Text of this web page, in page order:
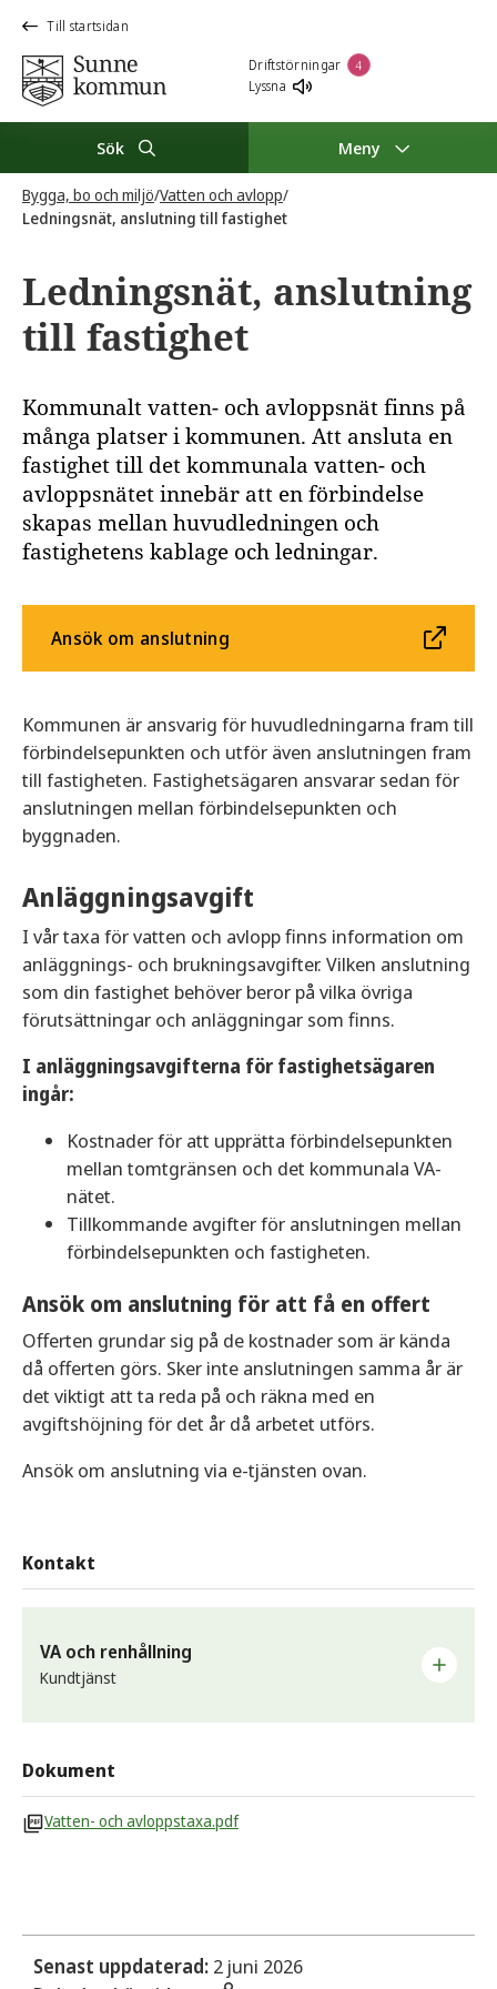
Till startsidan
Driftstörningar 4
Lyssna
Sök Meny
Bygga, bo och miljö/Vatten och avlopp/
Ledningsnät, anslutning till fastighet
Ledningsnät, anslutning
till fastighet
Kommunalt vatten- och avloppsnät finns på
många platser i kommunen. Att ansluta en
fastighet till det kommunala vatten- och
avloppsnätet innebär att en förbindelse
skapas mellan huvudledningen och
fastighetens kablage och ledningar.
Ansök om anslutning
Kommunen är ansvarig för huvudledningarna fram till
förbindelsepunkten och utför även anslutningen fram
till fastigheten. Fastighetsägaren ansvarar sedan för
anslutningen mellan förbindelsepunkten och
byggnaden.
Anläggningsavgift
I vår taxa för vatten och avlopp finns information om
anläggnings- och brukningsavgifter. Vilken anslutning
som din fastighet behöver beror på vilka övriga
förutsättningar och anläggningar som finns.
I anläggningsavgifterna för fastighetsägaren
ingår:
Kostnader för att upprätta förbindelsepunkten
mellan tomtgränsen och det kommunala VA-
nätet.
Tillkommande avgifter för anslutningen mellan
förbindelsepunkten och fastigheten.
Ansök om anslutning för att få en offert
Offerten grundar sig på de kostnader som är kända
då offerten görs. Sker inte anslutningen samma år är
det viktigt att ta reda på och räkna med en
avgiftshöjning för det år då arbetet utförs.
Ansök om anslutning via e-tjänsten ovan.
Kontakt
VA och renhållning
Kundtjänst
avloppsanläggningar samt drift, underhåll och utbyggnad
0565-162 02
Telefontid vardagar 08.00–12.00.
Dokument
Vatten- och avloppstaxa.pdf
Senast uppdaterad: 2 juni 2026